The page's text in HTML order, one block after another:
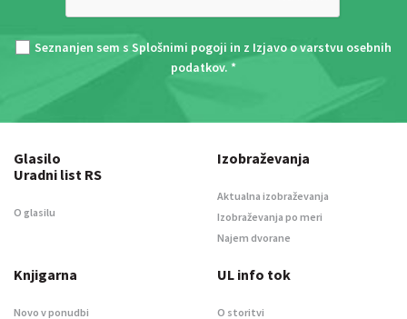
Seznanjen sem s Splošnimi pogoji in z Izjavo o varstvu osebnih
podatkov. *
Glasilo
Uradni list RS
O glasilu
Izobraževanja
Aktualna izobraževanja
Izobraževanja po meri
Najem dvorane
Knjigarna
Novo v ponudbi
UL info tok
O storitvi